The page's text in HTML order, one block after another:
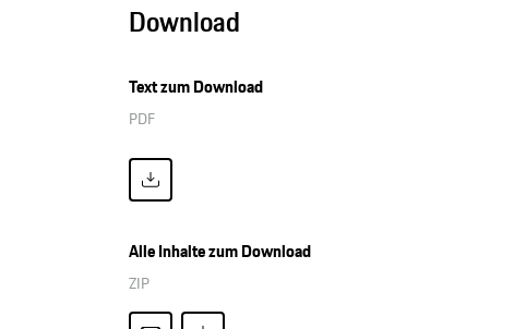
Download
Text zum Download
PDF
Alle Inhalte zum Download
ZIP